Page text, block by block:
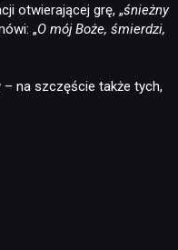
otwierającej grę, „śnieżny
„O mój Boże, śmierdzi,
na szczęście także tych,